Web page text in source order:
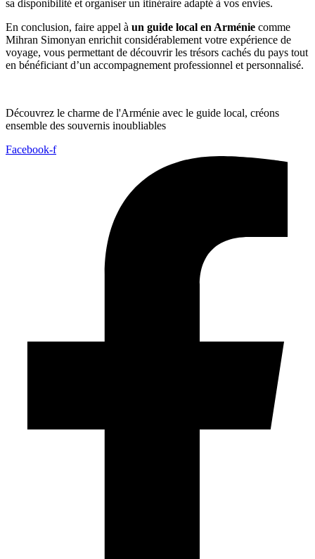
sa disponibilité et organiser un itinéraire adapté à vos envies.
En conclusion, faire appel à un guide local en Arménie comme
Mihran Simonyan enrichit considérablement votre expérience de
voyage, vous permettant de découvrir les trésors cachés du pays tout
en bénéficiant d’un accompagnement professionnel et personnalisé.
Découvrez le charme de l'Arménie avec le guide local, créons
ensemble des souvernis inoubliables
Facebook-f